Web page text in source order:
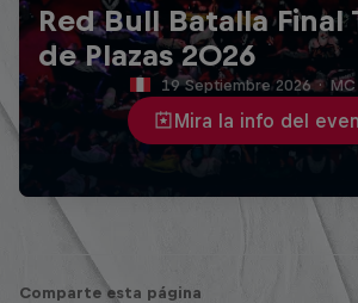
Red Bull Batalla Final
de Plazas 2026
Mira la info del
19 Septiembre 2026 ·
Comparte esta página